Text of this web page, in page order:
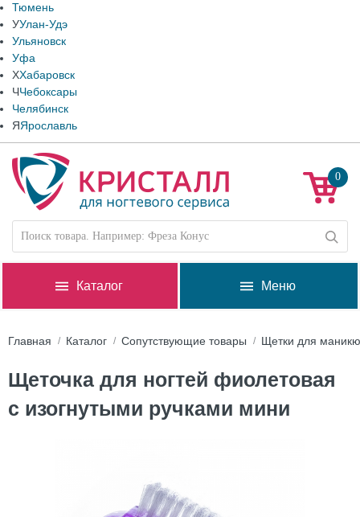
Тюмень
УУлан-Удэ
Ульяновск
Уфа
ХХабаровск
ЧЧебоксары
Челябинск
ЯЯрославль
0
Каталог Меню
Главная Каталог Сопутствующие товары Щетки для
Щеточка для ногтей фиолетовая
с изогнутыми ручками мини